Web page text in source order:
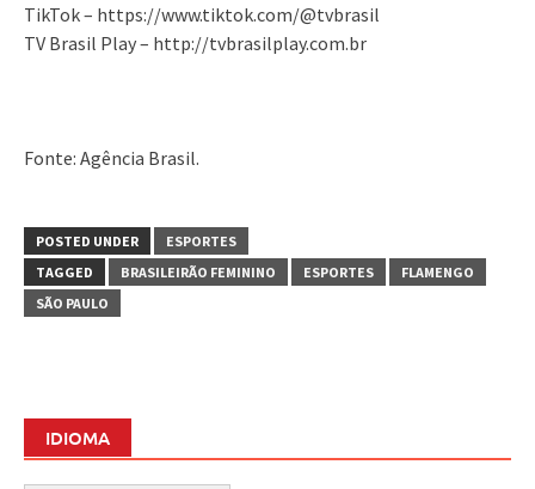
TikTok – https://www.tiktok.com/@tvbrasil
TV Brasil Play – http://tvbrasilplay.com.br
Fonte: Agência Brasil.
POSTED UNDER
ESPORTES
TAGGED
BRASILEIRÃO FEMININO ESPORTES
FLAMENGO
SÃO PAULO
IDIOMA